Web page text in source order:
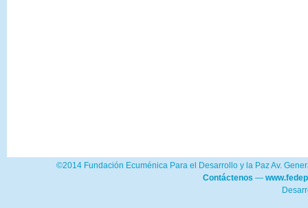
©2014 Fundación Ecuménica Para el Desarrollo y la Paz Av.
Contáctenos —